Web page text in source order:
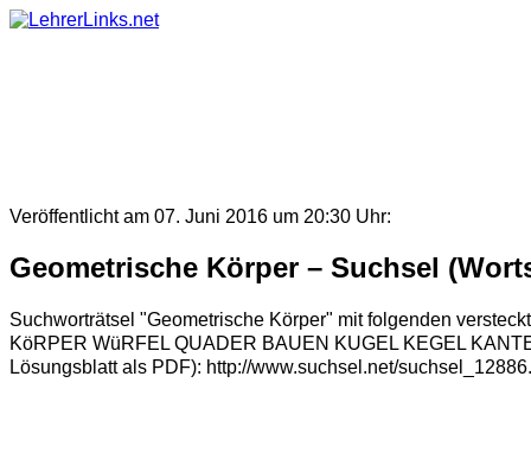
Skip
Veröffentlicht am 07. Juni 2016 um 20:30 Uhr:
Geometrische Körper – Suchsel
Suchworträtsel "Geometrische Körper" mit folgenden
KöRPER WüRFEL QUADER BAUEN KUGEL KEGEL
Lösungsblatt als PDF): http://www.suchsel.net/